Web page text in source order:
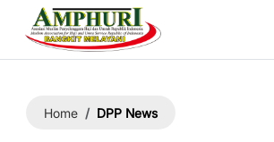
Home DPP News